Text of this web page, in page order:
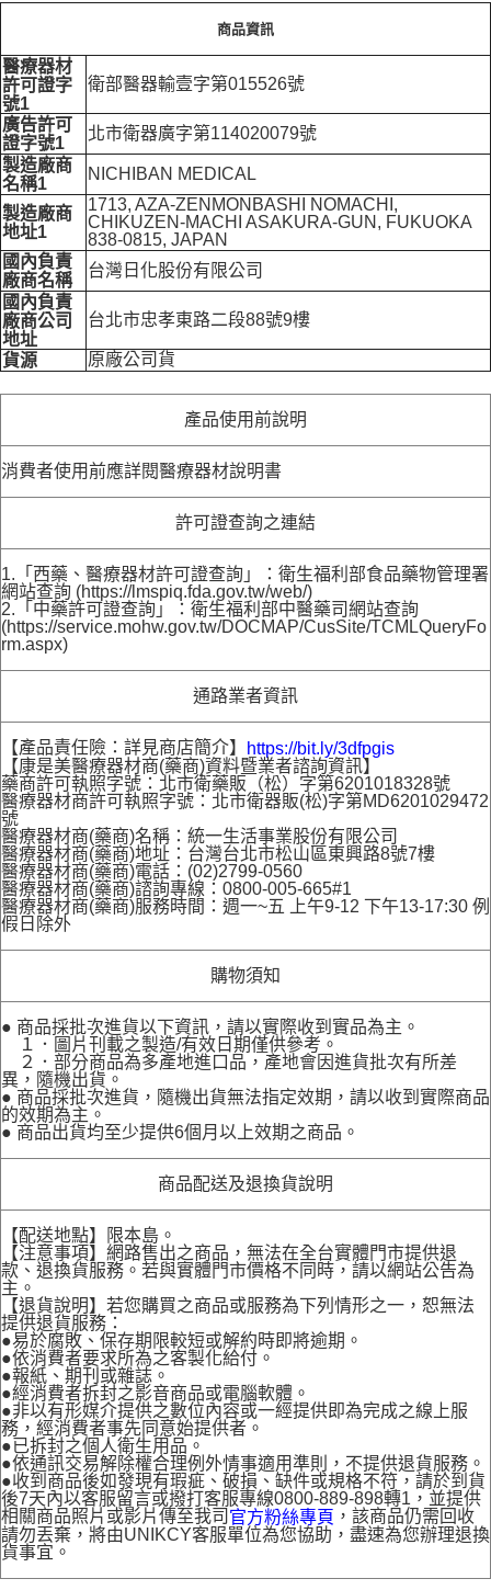
商品資訊
醫療器材
許可證字
號1
衛部醫器輸壹字第015526號
廣告許可
證字號1
北市衛器廣字第114020079號
製造廠商
名稱1
NICHIBAN MEDICAL
製造廠商
地址1
1713, AZA-ZENMONBASHI NOMACHI,
CHIKUZEN-MACHI ASAKURA-GUN, FUKUOKA
838-0815, JAPAN
國內負責
廠商名稱
台灣日化股份有限公司
國內負責
廠商公司
地址
台北市忠孝東路二段88號9樓
貨源 原廠公司貨
產品使用前說明
消費者使用前應詳閱醫療器材說明書
許可證查詢之連結
1.「西藥、醫療器材許可證查詢」：衛生福利部食品藥物管理署
網站查詢 (https://lmspiq.fda.gov.tw/web/)
2.「中藥許可證查詢」：衛生福利部中醫藥司網站查詢
(https://service.mohw.gov.tw/DOCMAP/CusSite/TCMLQueryFo
rm.aspx)
通路業者資訊
【產品責任險：詳見商店簡介】
https://bit.ly/3dfpgis
【康是美醫療器材商(藥商)資料暨業者諮詢資訊】
藥商許可執照字號：北市衛藥販（松）字第6201018328號
醫療器材商許可執照字號：北市衛器販(松)字第MD6201029472
號
醫療器材商(藥商)名稱：統一生活事業股份有限公司
醫療器材商(藥商)地址：台灣台北市松山區東興路8號7樓
醫療器材商(藥商)電話：(02)2799-0560
醫療器材商(藥商)諮詢專線：0800-005-665#1
醫療器材商(藥商)服務時間：週一~五 上午9-12 下午13-17:30 例
假日除外
購物須知
● 商品採批次進貨以下資訊，請以實際收到實品為主。
１．圖片刊載之製造/有效日期僅供參考。
２．部分商品為多產地進口品，產地會因進貨批次有所差
異，隨機出貨。
● 商品採批次進貨，隨機出貨無法指定效期，請以收到實際商品
的效期為主。
● 商品出貨均至少提供6個月以上效期之商品。
商品配送及退換貨說明
【配送地點】限本島。
【注意事項】網路售出之商品，無法在全台實體門市提供退
款、退換貨服務。若與實體門市價格不同時，請以網站公告為
主。
【退貨說明】若您購買之商品或服務為下列情形之一，恕無法
提供退貨服務：
●易於腐敗、保存期限較短或解約時即將逾期。
●依消費者要求所為之客製化給付。
●報紙、期刊或雜誌。
●經消費者拆封之影音商品或電腦軟體。
●非以有形媒介提供之數位內容或一經提供即為完成之線上服
務，經消費者事先同意始提供者。
●已拆封之個人衛生用品。
●依通訊交易解除權合理例外情事適用準則，不提供退貨服務。
●收到商品後如發現有瑕疵、破損、缺件或規格不符，請於到貨
後7天內以客服留言或撥打客服專線0800-889-898轉1，並提供
相關商品照片或影片傳至我司 官方粉絲專頁 ，該商品仍需回收
請勿丟棄，將由UNIKCY客服單位為您協助，盡速為您辦理退換
貨事宜。